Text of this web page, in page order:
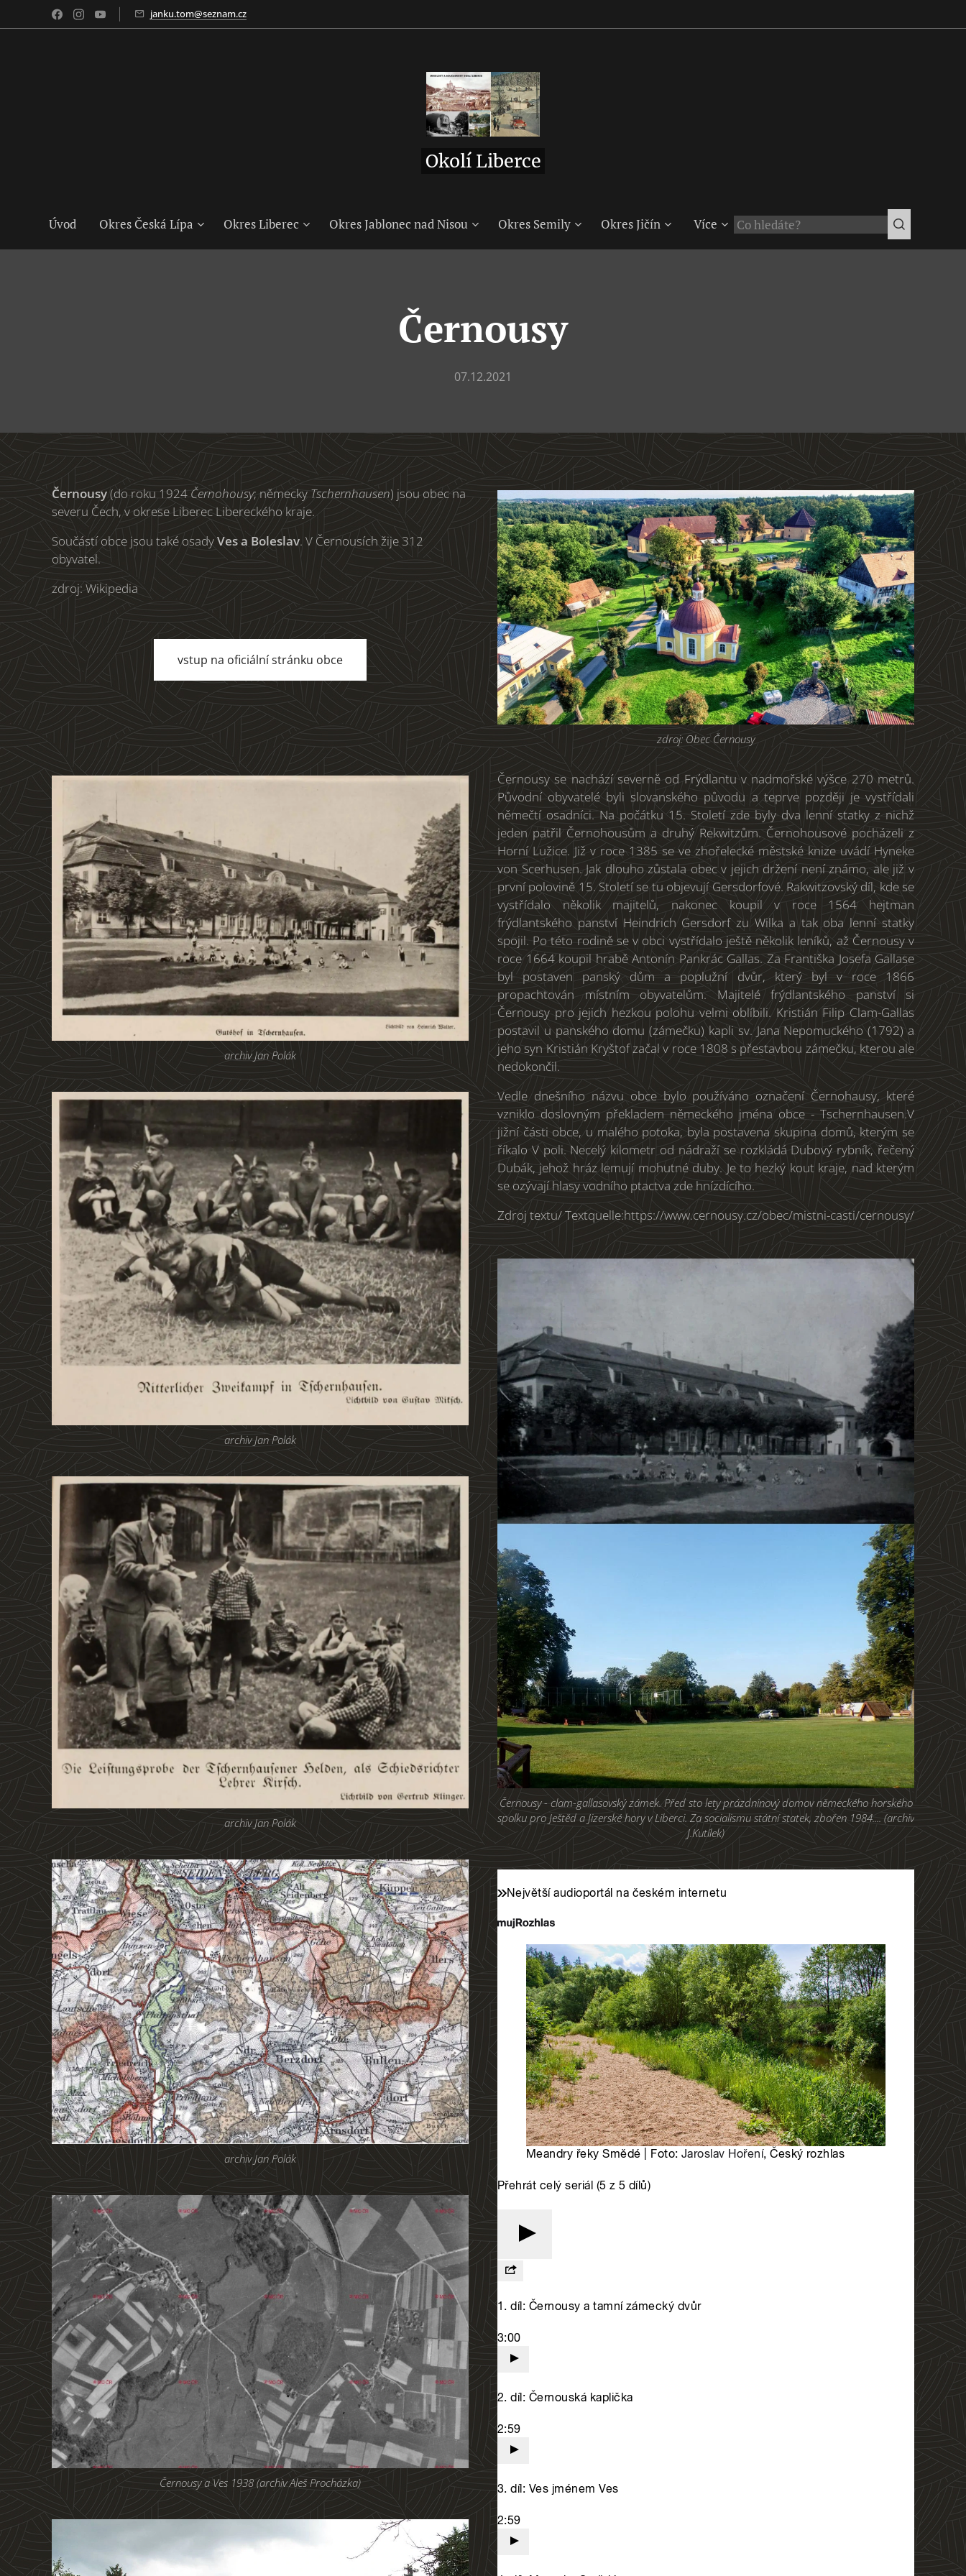
janku.tom@seznam.cz
Okolí Liberce
Úvod Okres Česká Lípa Okres Liberec Okres Jablonec nad Nisou Okres Semily Okres Jičín Více
Černousy
07.12.2021
Černousy(do roku 1924 Černohousy; německy Tschernhausen) jsou obec na
severu Čech, v okrese Liberec Libereckého kraje.
Součástí obce jsou také osadyVes a Boleslav. V Černousích žije 312
obyvatel.
zdroj: Wikipedia
vstup na oficiální stránku obce
zdroj: Obec Černousy
archiv Jan Polák
archiv Jan Polák
archiv Jan Polák
archiv Jan Polák
Černousy a Ves 1938 (archiv Aleš Procházka)
Černousy se nachází severně od Frýdlantu v nadmořské výšce 270 metrů.
Původní obyvatelé byli slovanského původu a teprve později je vystřídali
němečtí osadníci. Na počátku 15. Století zde byly dva lenní statky z nichž
jeden patřil Černohousům a druhý Rekwitzům. Černohousové pocházeli z
Horní Lužice. Již v roce 1385 se ve zhořelecké městské knize uvádí Hyneke
von Scerhusen. Jak dlouho zůstala obec v jejich držení není známo, ale již v
první polovině 15. Století se tu objevují Gersdorfové. Rakwitzovský díl, kde se
vystřídalo několik majitelů, nakonec koupil v roce 1564 hejtman
frýdlantského panství Heindrich Gersdorf zu Wilka a tak oba lenní statky
spojil. Po této rodině se v obci vystřídalo ještě několik leníků, až Černousy v
roce 1664 koupil hrabě Antonín Pankrác Gallas. Za Františka Josefa Gallase
byl postaven panský dům a poplužní dvůr, který byl v roce 1866
propachtován místním obyvatelům. Majitelé frýdlantského panství si
Černousy pro jejich hezkou polohu velmi oblíbili. Kristián Filip Clam-Gallas
postavil u panského domu (zámečku) kapli sv. Jana Nepomuckého (1792) a
jeho syn Kristián Kryštof začal v roce 1808 s přestavbou zámečku, kterou ale
nedokončil.
Vedle dnešního názvu obce bylo používáno označení Černohausy, které
vzniklo doslovným překladem německého jména obce - Tschernhausen.V
jižní části obce, u malého potoka, byla postavena skupina domů, kterým se
říkalo V poli. Necelý kilometr od nádraží se rozkládá Dubový rybník, řečený
Dubák, jehož hráz lemují mohutné duby. Je to hezký kout kraje, nad kterým
se ozývají hlasy vodního ptactva zde hnízdícího.
Zdroj textu/ Textquelle:https://www.cernousy.cz/obec/mistni-casti/cernousy/
Černousy - clam-gallasovský zámek. Před sto lety prázdninový domov německého horského
spolku pro Ještěd a Jizerské hory v Liberci. Za socialismu státní statek, zbořen 1984.... (archiv
J.Kutílek)